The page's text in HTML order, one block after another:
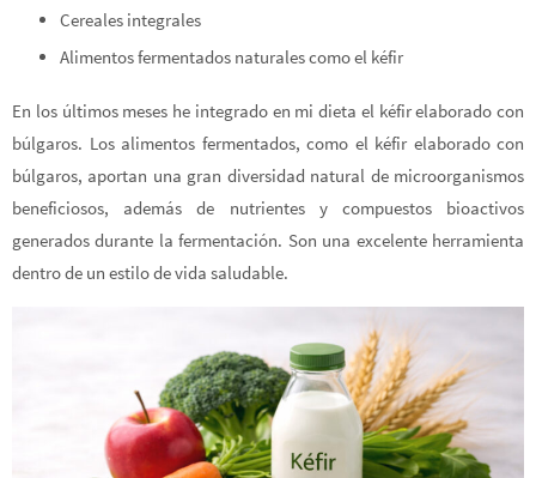
Cereales integrales
Alimentos fermentados naturales como el kéfir
En los últimos meses he integrado en mi dieta el kéfir elaborado con
búlgaros. Los alimentos fermentados, como el kéfir elaborado con
búlgaros, aportan una gran diversidad natural de microorganismos
beneficiosos, además de nutrientes y compuestos bioactivos
generados durante la fermentación. Son una excelente herramienta
dentro de un estilo de vida saludable.